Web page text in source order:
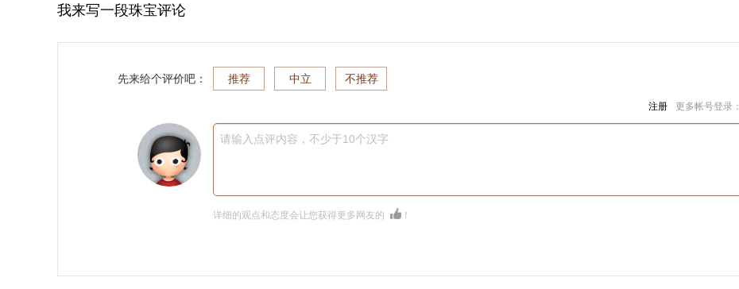
我来写一段珠宝评论
先来给个评价吧： 推荐 中立 不推荐
注册 更多帐号登录：
请输入点评内容，不少于10个汉字
详细的观点和态度会让您获得更多网友的 ！